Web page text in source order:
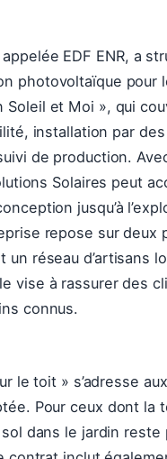
EDF ENR, a
photovoltaïque pour
et Moi », qui
installation par
de production.
Solaires peut
jusqu’à
repose sur deux
un réseau d’artisans
vise à rassurer des
connus.
le toit » s’adresse
Pour ceux dont la
dans le jardin reste